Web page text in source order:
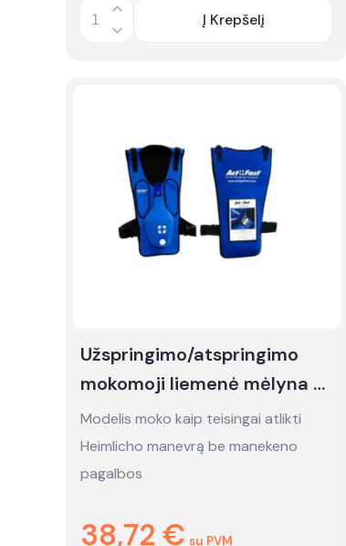
Quantity Į Krepšelį
Užspringimo/atspringimo
mokomoji liemenė mėlyna -
nuoma
Modelis moko kaip teisingai atlikti
Heimlicho manevrą be manekeno
pagalbos
38,72 € su PVM